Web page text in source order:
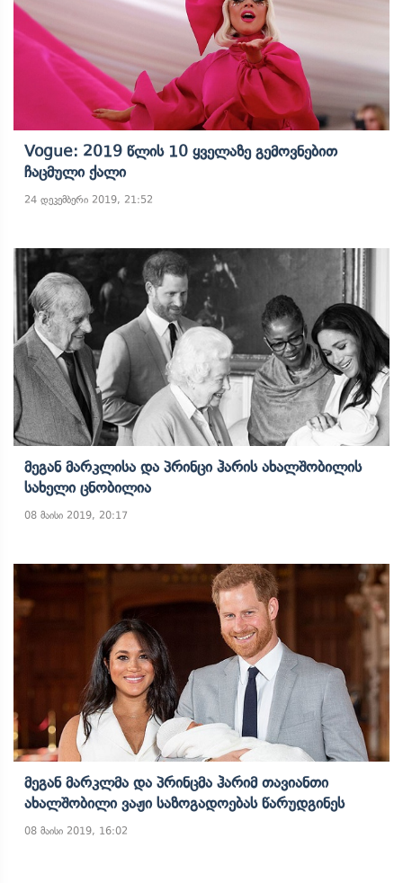
Vogue: 2019 Წლის 10 Ყველაზე Გემოვნებით
Ჩაცმული Ქალი
24 დეკემბერი 2019, 21:52
Მეგან Მარკლისა Და Პრინცი Ჰარის Ახალშობილის
Სახელი Ცნობილია
08 მაისი 2019, 20:17
Მეგან Მარკლმა Და Პრინცმა Ჰარიმ Თავიანთი
Ახალშობილი Ვაჟი Საზოგადოებას Წარუდგინეს
08 მაისი 2019, 16:02